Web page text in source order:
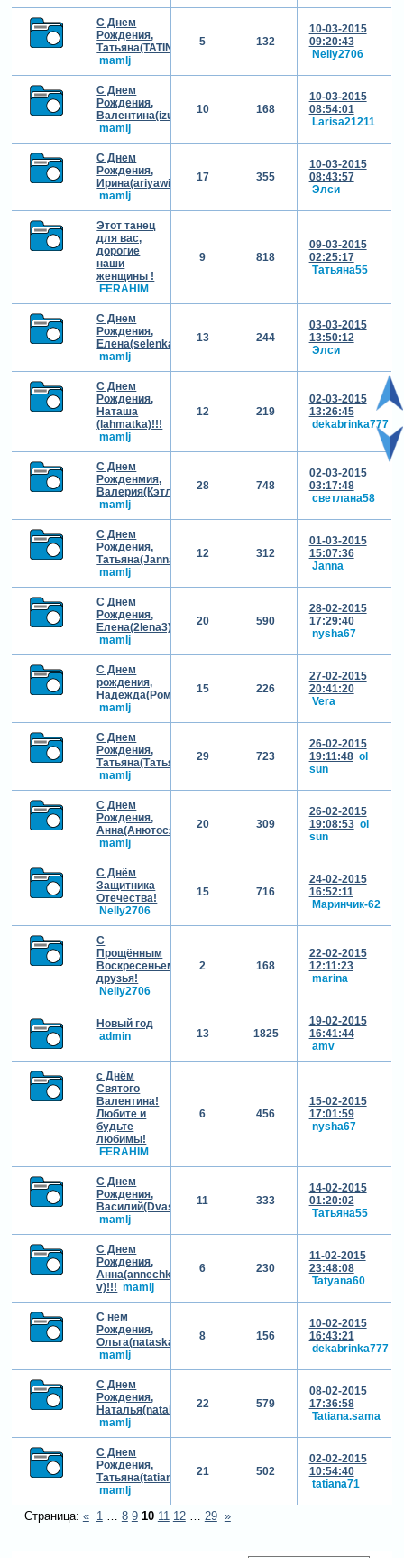
С Днем
Рождения,
Татьяна(TATIN)!!!
mamlj
5 132
10-03-2015
09:20:43
Nelly2706
С Днем
Рождения,
Валентина(izumenka)!!!
mamlj
10 168
10-03-2015
08:54:01
Larisa21211
С Днем
Рождения,
Ирина(ariyawide)!!!
mamlj
17 355
10-03-2015
08:43:57
Элси
Этот танец
для вас,
дорогие
наши
женщины !
FERAHIM
9 818
09-03-2015
02:25:17
Татьяна55
С Днем
Рождения,
Елена(selenka)!!!
mamlj
13 244
03-03-2015
13:50:12
Элси
С Днем
Рождения,
Наташа
(lahmatka)!!!
mamlj
12 219
02-03-2015
13:26:45
dekabrinka777
С Днем
Рожденмия,
Валерия(Кэтлин)!!!
mamlj
28 748
02-03-2015
03:17:48
светлана58
С Днем
Рождения,
Татьяна(Janna)!!!
mamlj
12 312
01-03-2015
15:07:36
Janna
С Днем
Рождения,
Елена(2lena3)!!!
mamlj
20 590
28-02-2015
17:29:40
nysha67
С Днем
рождения,
Надежда(Ромашечка)!!!
mamlj
15 226
27-02-2015
20:41:20
Vera
С Днем
Рождения,
Татьяна(Татьяна55)!!!!
mamlj
29 723
26-02-2015
19:11:48 ol
sun
С Днем
Рождения,
Анна(Анютося)!!!
mamlj
20 309
26-02-2015
19:08:53 ol
sun
С Днём
Защитника
Отечества!
Nelly2706
15 716
24-02-2015
16:52:11
Маринчик-62
С
Прощённым
Воскресеньем,
друзья!
Nelly2706
2 168
22-02-2015
12:11:23
marina
Новый год
admin
13 1825
19-02-2015
16:41:44
amv
с Днём
Святого
Валентина!
Любите и
будьте
любимы!
FERAHIM
6 456
15-02-2015
17:01:59
nysha67
С Днем
Рождения,
Василий(Dvasia)!!!
mamlj
11 333
14-02-2015
01:20:02
Татьяна55
С Днем
Рождения,
Анна(annechka-
v)!!! mamlj
6 230
11-02-2015
23:48:08
Tatyana60
С нем
Рождения,
Ольга(nataska)!!!
mamlj
8 156
10-02-2015
16:43:21
dekabrinka777
С Днем
Рождения,
Наталья(natalka)!!!
mamlj
22 579
08-02-2015
17:36:58
Tatiana.sama
С Днем
Рождения,
Татьяна(tatiana71)!!!
mamlj
21 502
02-02-2015
10:54:40
tatiana71
Страница: « 1 … 8 9 10 11 12 … 29 »